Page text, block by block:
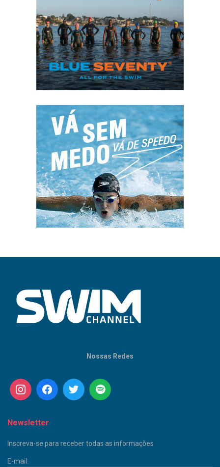
Nossas Redes
Newsletter
Inscreva-se para receber todas as informações
E-mail: